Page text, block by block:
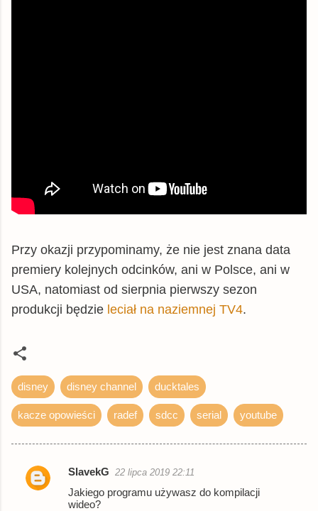
Przy okazji przypominamy, że nie jest znana data
premiery kolejnych odcinków, ani w Polsce, ani w
USA, natomiast od sierpnia pierwszy sezon
produkcji będzie leciał na naziemnej TV4.
disney disney channel ducktales
kacze opowieści radef sdcc serial youtube
K
SlavekG 22 lipca 2019 22:11
Jakiego programu używasz do kompilacji
wideo?